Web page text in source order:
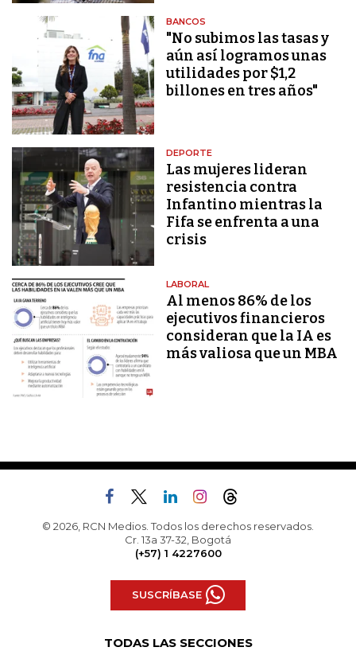
BANCOS
"No subimos las tasas y
aún así logramos unas
utilidades por $1,2
billones en tres años"
DEPORTE
Las mujeres lideran
resistencia contra
Infantino mientras la
Fifa se enfrenta a una
crisis
LABORAL
Al menos 86% de los
ejecutivos financieros
consideran que la IA es
más valiosa que un MBA
© 2026, RCN Medios. Todos los derechos reservados.
Cr. 13a 37-32, Bogotá
(+57) 1 4227600
SUSCRÍBASE
TODAS LAS SECCIONES